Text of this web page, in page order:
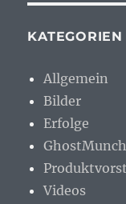
KATEGORIEN
Allgemein
Bilder
Erfolge
GhostMunch
Videos